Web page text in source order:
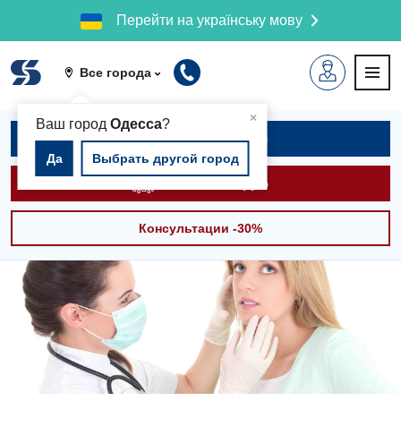
Перейти на українську мову
Все города
×
Ваш город Одесса?
Да Выбрать другой город
Записаться на приём
Вызвать скорую
Консультации -30%